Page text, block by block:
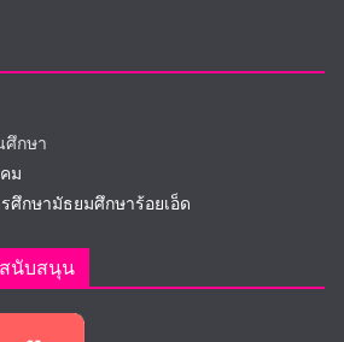
ศึกษา
ม
ศึกษามัธยมศึกษาร้อยเอ็ด
นับสนุน